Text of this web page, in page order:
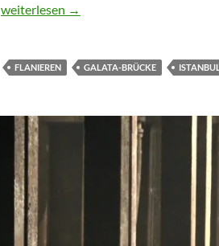
Rauchen, angeln und träumen in Istanbul
weiterlesen →
FLANIEREN GALATA-BRÜCKE ISTANBUL